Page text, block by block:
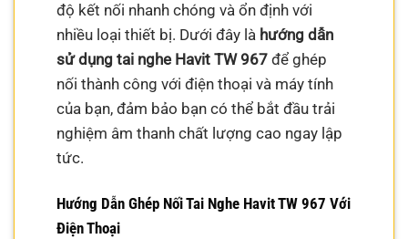
độ kết nối nhanh chóng và ổn định với
nhiều loại thiết bị. Dưới đây là hướng dẫn
sử dụng tai nghe Havit TW 967 để ghép
nối thành công với điện thoại và máy tính
của bạn, đảm bảo bạn có thể bắt đầu trải
nghiệm âm thanh chất lượng cao ngay lập
tức.
Hướng Dẫn Ghép Nối Tai Nghe Havit TW 967 Với
Điện Thoại